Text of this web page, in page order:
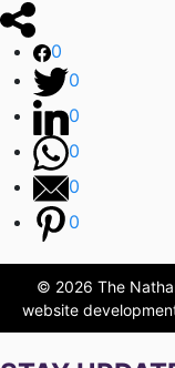
0
0
0
0
0
0
© 2026 The
website